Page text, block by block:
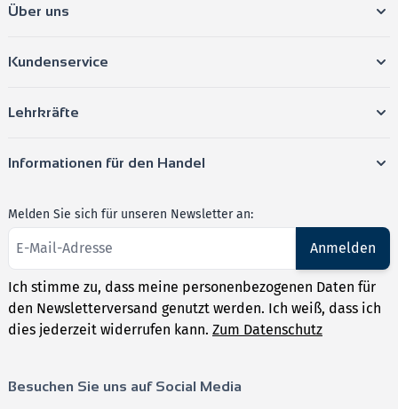
Über uns
Kundenservice
Lehrkräfte
Informationen für den Handel
Melden Sie sich für unseren Newsletter an:
Anmelden
Ich stimme zu, dass meine personenbezogenen Daten für
den Newsletterversand genutzt werden. Ich weiß, dass ich
dies jederzeit widerrufen kann. Zum Datenschutz
Besuchen Sie uns auf Social Media